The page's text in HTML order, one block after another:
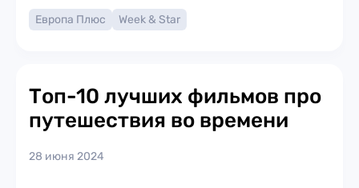
Европа Плюс Week & Star
Топ-10 лучших фильмов про
путешествия во времени
28 июня 2024